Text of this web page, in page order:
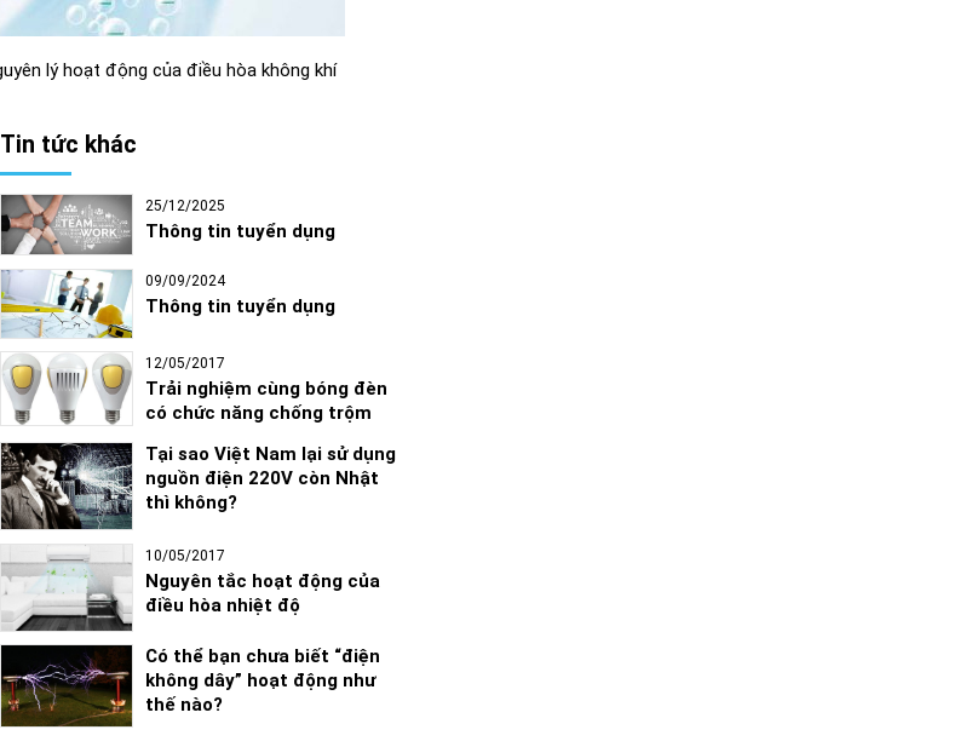
lý hoạt động của điều hòa không khí
Tin tức khác
25/12/2025
Thông tin tuyển dụng
09/09/2024
Thông tin tuyển dụng
12/05/2017
Trải nghiệm cùng bóng đèn
có chức năng chống trộm
Tại sao Việt Nam lại sử dụng
nguồn điện 220V còn Nhật
thì không?
10/05/2017
Nguyên tắc hoạt động của
điều hòa nhiệt độ
Có thể bạn chưa biết “điện
không dây” hoạt động như
thế nào?